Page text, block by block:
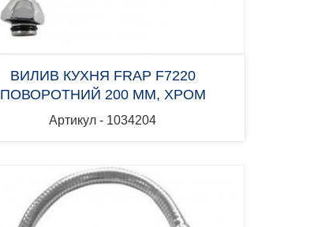
ВИЛИВ КУХНЯ FRAP F7220
ПОВОРОТНИЙ 200 ММ, ХРОМ
Артикул - 1034204